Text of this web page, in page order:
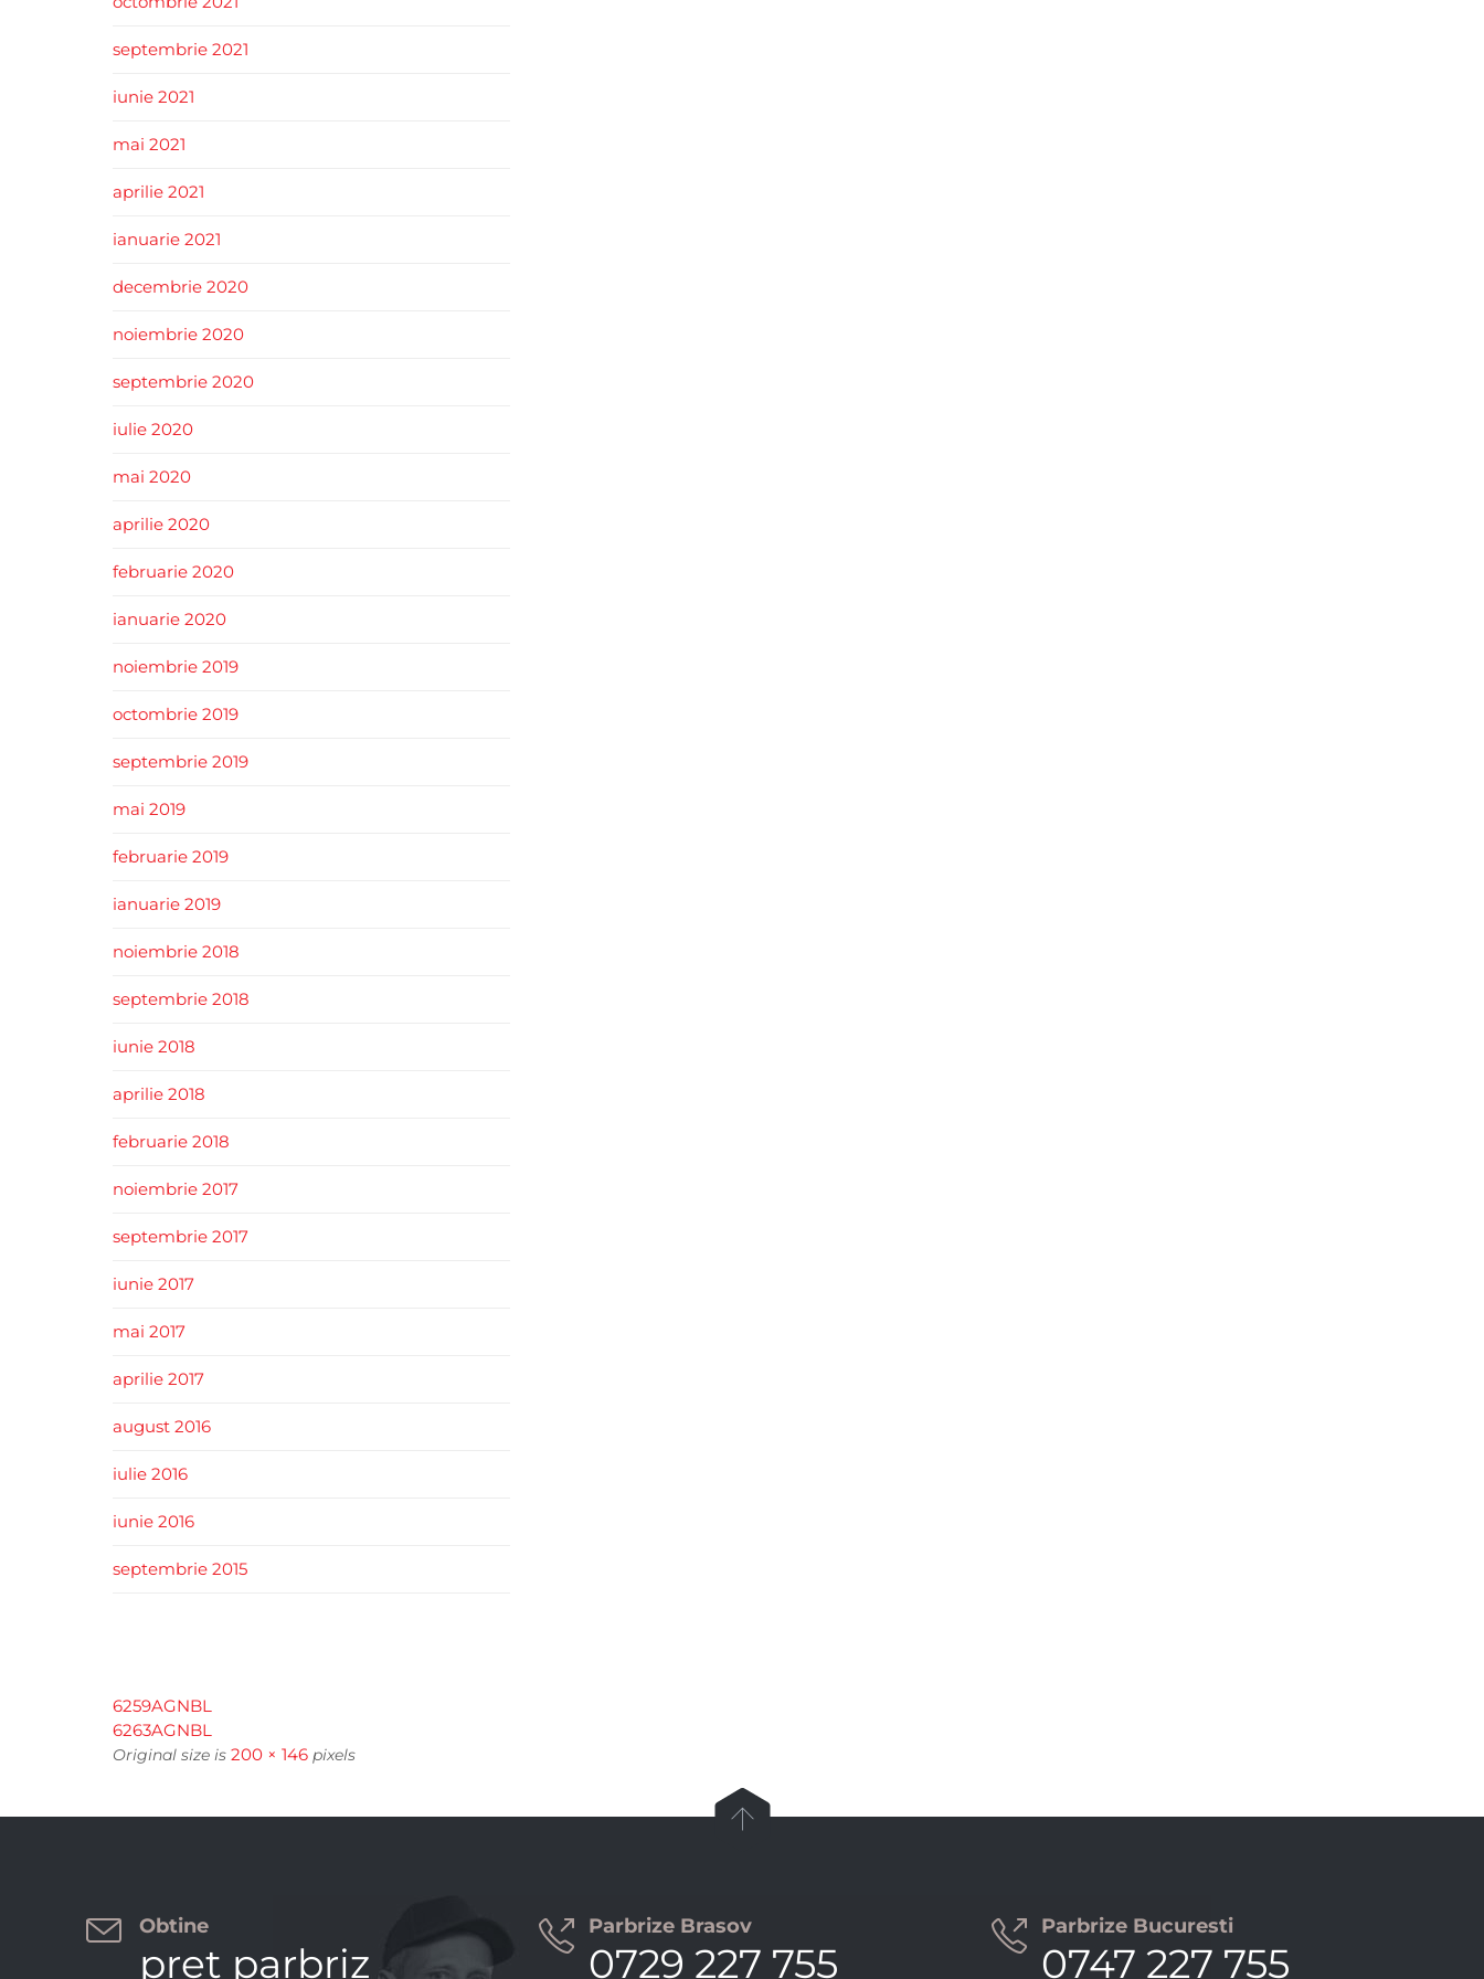
septembrie 2021
iunie 2021
mai 2021
aprilie 2021
ianuarie 2021
decembrie 2020
noiembrie 2020
septembrie 2020
iulie 2020
mai 2020
aprilie 2020
februarie 2020
ianuarie 2020
noiembrie 2019
octombrie 2019
septembrie 2019
mai 2019
februarie 2019
ianuarie 2019
noiembrie 2018
septembrie 2018
iunie 2018
aprilie 2018
februarie 2018
noiembrie 2017
septembrie 2017
iunie 2017
mai 2017
aprilie 2017
august 2016
iulie 2016
iunie 2016
septembrie 2015
6259AGNBL
6263AGNBL
Original size is 200 × 146 pixels

 Obtine
pret parbriz
 Parbrize Brasov
0729 227 755
 Parbrize Bucuresti
0747 227 755